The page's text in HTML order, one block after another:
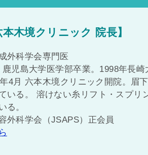
木境クリニック 院長】
外科学会専門医
児島大学医学部卒業。1998年長
4月 六本木境クリニック開院。眉
いる。 溶けない糸リフト・スプリ
る。
外科学会（JSAPS）正会員